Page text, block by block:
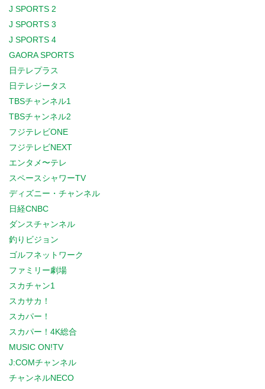
J SPORTS 2
J SPORTS 3
J SPORTS 4
GAORA SPORTS
日テレプラス
日テレジータス
TBSチャンネル1
TBSチャンネル2
フジテレビONE
フジテレビNEXT
エンタメ〜テレ
スペースシャワーTV
ディズニー・チャンネル
日経CNBC
ダンスチャンネル
釣りビジョン
ゴルフネットワーク
ファミリー劇場
スカチャン1
スカサカ！
スカパー！
スカパー！4K総合
MUSIC ON!TV
J:COMチャンネル
チャンネルNECO